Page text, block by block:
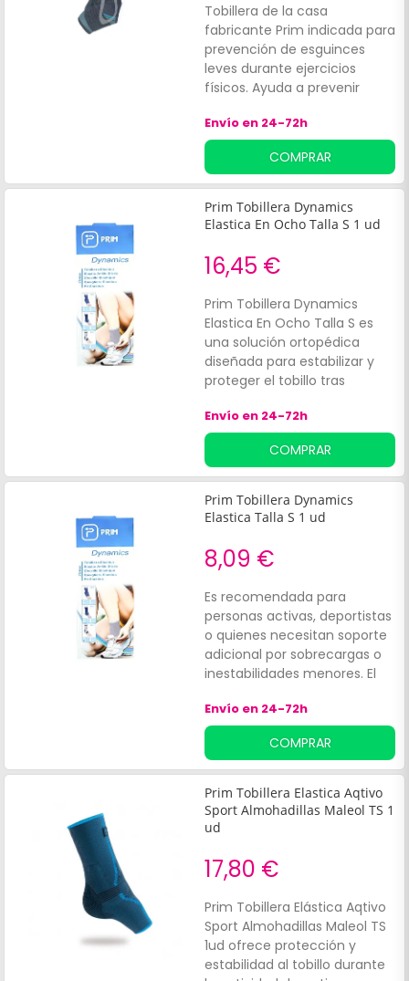
Tobillera de la casa
fabricante Prim indicada para
prevención de esguinces
leves durante ejercicios
físicos. Ayuda a prevenir
tendones.
Envío en 24-72h
COMPRAR
Prim Tobillera Dynamics
Elastica En Ocho Talla S 1 ud
16,45 €
Prim Tobillera Dynamics
Elastica En Ocho Talla S es
una solución ortopédica
diseñada para estabilizar y
proteger el tobillo tras
inestabilidades articulares.
Este producto de PRIM, en
talla S, es ideal para personas
activas y deportistas que
desean prevenir recaídas o
molestias.
Envío en 24-72h
COMPRAR
Prim Tobillera Dynamics
Elastica Talla S 1 ud
8,09 €
Es recomendada para
personas activas, deportistas
o quienes necesitan soporte
adicional por sobrecargas o
inestabilidades menores. El
de Prim Tobillera Dynamics
Elastica ejerce una
compresión selectiva y
firmeza, sin comprometer la
comodidad.
Envío en 24-72h
COMPRAR
Prim Tobillera Elastica Aqtivo
Sport Almohadillas Maleol TS 1
ud
17,80 €
Prim Tobillera Elástica Aqtivo
Sport Almohadillas Maleol TS
1ud ofrece protección y
estabilidad al tobillo durante